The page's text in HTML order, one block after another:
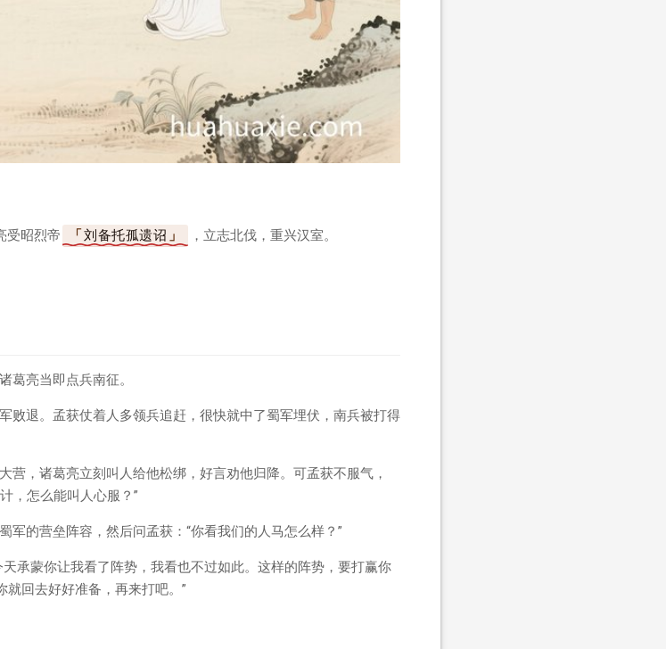
受昭烈帝 刘备托孤遗诏 ，立志北伐，重兴汉室。
葛亮当即点兵南征。
败退。孟获仗着人多领兵追赶，很快就中了蜀军埋伏，南兵被打得
，诸葛亮立刻叫人给他松绑，好言劝他归降。可孟获不服气，
，怎么能叫人心服？”
的营垒阵容，然后问孟获：“你看我们的人马怎么样？”
承蒙你让我看了阵势，我看也不过如此。这样的阵势，要打赢你
就回去好好准备，再来打吧。”